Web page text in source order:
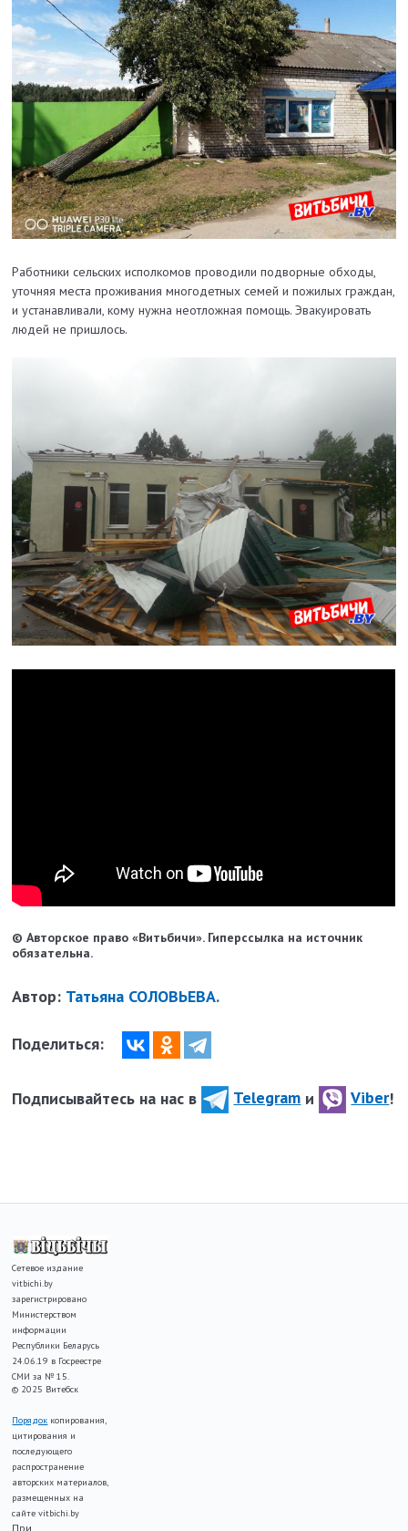
Работники сельских исполкомов проводили подворные обходы,
уточняя места проживания многодетных семей и пожилых граждан,
и устанавливали, кому нужна неотложная помощь. Эвакуировать
людей не пришлось.
© Авторское право «Витьбичи». Гиперссылка на источник
обязательна.
Автор: Татьяна СОЛОВЬЕВА.
Поделиться:
Подписывайтесь на нас в Telegram и Viber!
Сетевое издание
vitbichi.by
зарегистрировано
Министерством
информации
Республики Беларусь
24.06.19 в Госреестре
СМИ за № 15.
© 2025 Витебск
Порядок копирования,
цитирования и
последующего
распространение
авторских материалов,
размещенных на
сайте vitbichi.by
При